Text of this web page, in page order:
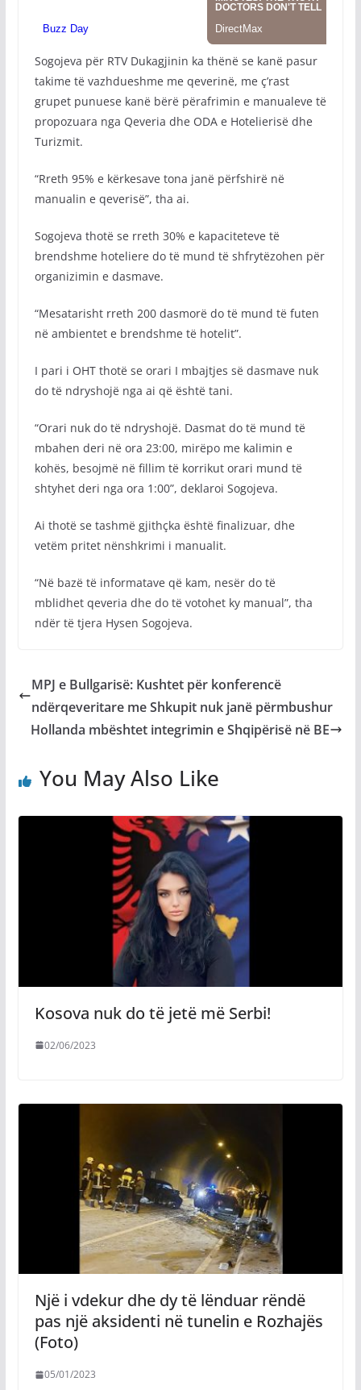
Sogojeva për RTV Dukagjinin ka thënë se kanë pasur
takime të vazhdueshme me qeverinë, me ç’rast
grupet punuese kanë bërë përafrimin e manualeve të
propozuara nga Qeveria dhe ODA e Hotelierisë dhe
Turizmit.
“Rreth 95% e kërkesave tona janë përfshirë në
manualin e qeverisë”, tha ai.
Sogojeva thotë se rreth 30% e kapaciteteve të
brendshme hoteliere do të mund të shfrytëzohen për
organizimin e dasmave.
“Mesatarisht rreth 200 dasmorë do të mund të futen
në ambientet e brendshme të hotelit”.
I pari i OHT thotë se orari I mbajtjes së dasmave nuk
do të ndryshojë nga ai që është tani.
“Orari nuk do të ndryshojë. Dasmat do të mund të
mbahen deri në ora 23:00, mirëpo me kalimin e
kohës, besojmë në fillim të korrikut orari mund të
shtyhet deri nga ora 1:00”, deklaroi Sogojeva.
Ai thotë se tashmë gjithçka është finalizuar, dhe
vetëm pritet nënshkrimi i manualit.
“Në bazë të informatave që kam, nesër do të
mblidhet qeveria dhe do të votohet ky manual”, tha
ndër të tjera Hysen Sogojeva.
MPJ e Bullgarisë: Kushtet për konferencë
ndërqeveritare me Shkupit nuk janë përmbushur
Hollanda mbështet integrimin e Shqipërisë në BE
You May Also Like
Kosova nuk do të jetë më Serbi!
02/06/2023
Një i vdekur dhe dy të lënduar rëndë
pas një aksidenti në tunelin e Rozhajës
(Foto)
05/01/2023